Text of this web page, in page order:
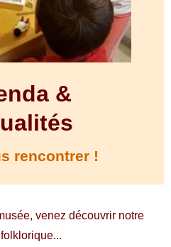
&
rencontrer !
venez découvrir notre